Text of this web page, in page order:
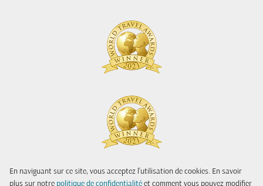
En naviguant sur ce site, vous acceptez l'utilisation de cookies. En savoir
plus sur notre politique de confidentialité et comment vous pouvez modifier